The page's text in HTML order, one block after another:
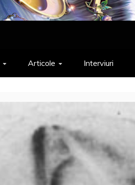
Articole Interviuri